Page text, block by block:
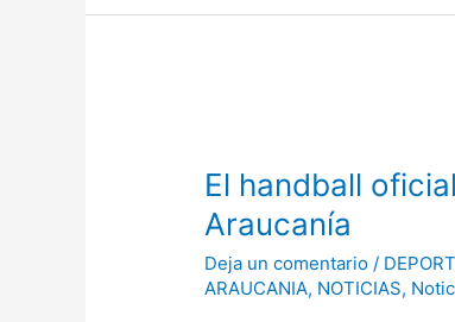
El handball
Araucanía
Deja un comentario /
ARAUCANIA, NOTICIAS,
oficializó
a
sus
representantes
para